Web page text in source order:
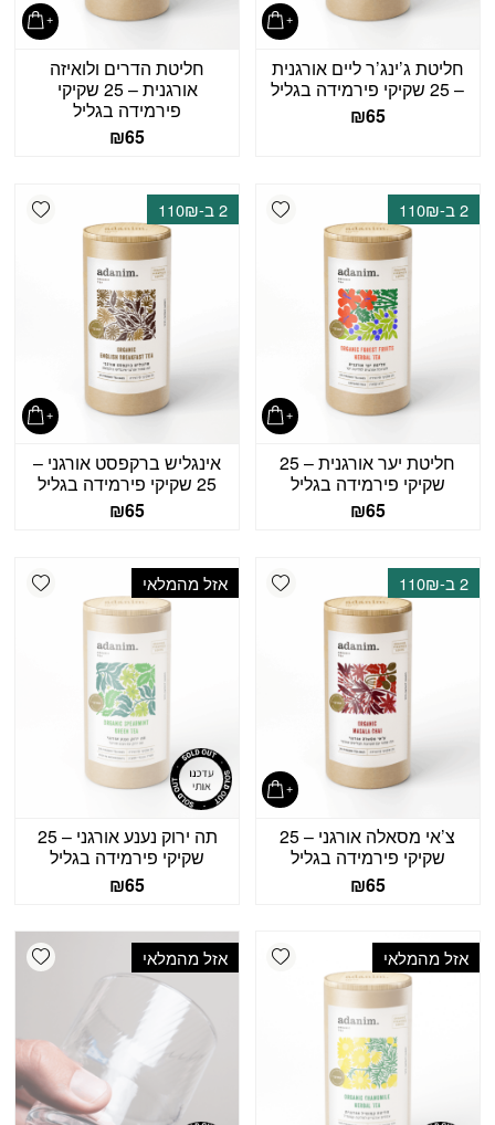
חליטת ג’ינג’ר ליים אורגנית
– 25 שקיקי פירמידה בגליל
₪65
חליטת הדרים ולואיזה
אורגנית – 25 שקיקי
פירמידה בגליל
₪65
Add wishlist 2 ב-110₪
חליטת יער אורגנית – 25
שקיקי פירמידה בגליל
₪65
2 ב-110₪
אינגליש ברקפסט אורגני –
25 שקיקי פירמידה בגליל
₪65
Add wishlist 2 ב-110₪
צ’אי מסאלה אורגני – 25
שקיקי פירמידה בגליל
₪65
אזל מהמלאי
תה ירוק נענע אורגני – 25
שקיקי פירמידה בגליל
₪65
Add wishlist אזל מהמלאי אזל מהמלאי